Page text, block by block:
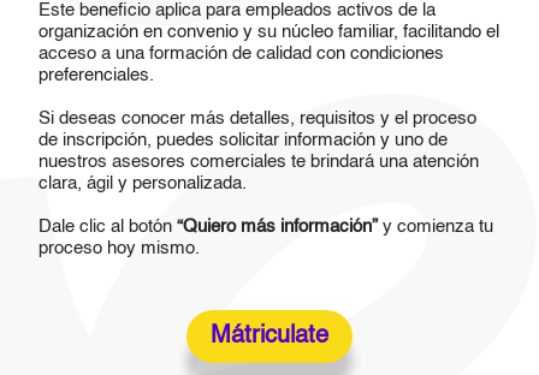
Este beneficio aplica para empleados activos de la
organización en convenio y su núcleo familiar, facilitando el
acceso a una formación de calidad con condiciones
preferenciales.
Si deseas conocer más detalles, requisitos y el proceso
de inscripción, puedes solicitar información y uno de
nuestros asesores comerciales te brindará una atención
clara, ágil y personalizada.
Dale clic al botón“Quiero más información”y comienza tu
proceso hoy mismo.
Mátriculate